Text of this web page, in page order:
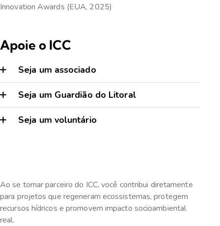
Innovation Awards (EUA, 2025)
Apoie o ICC
Seja um associado
Seja um Guardião do Litoral
Seja um voluntário
Ao se tornar parceiro do ICC, você contribui diretamente
para projetos que regeneram ecossistemas, protegem
recursos hídricos e promovem impacto socioambiental
real.